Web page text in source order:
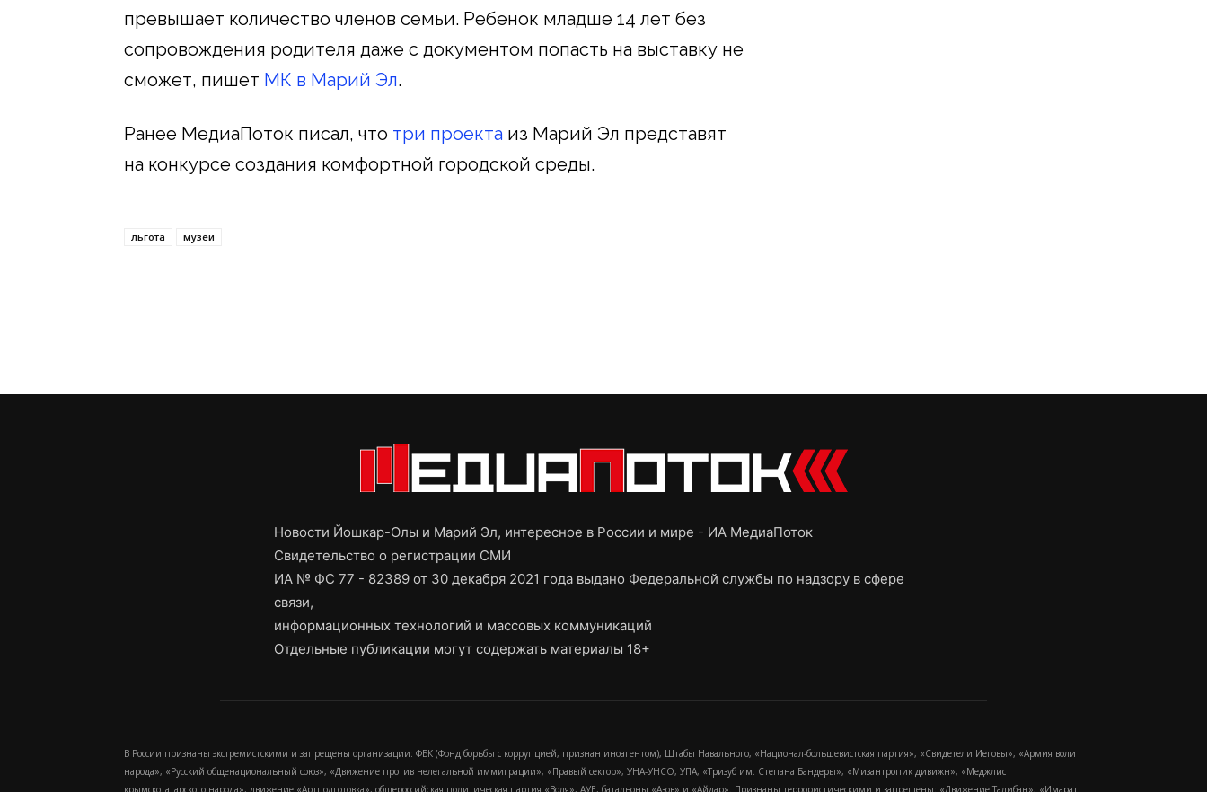
превышает количество членов семьи. Ребенок младше 14 лет без
сопровождения родителя даже с документом попасть на выставку не
сможет, пишет МК в Марий Эл.
Ранее МедиаПоток писал, что три проекта из Марий Эл представят
на конкурсе создания комфортной городской среды.
льгота музеи
Новости Йошкар-Олы и Марий Эл, интересное в России и мире - ИА МедиаПоток
Свидетельство о регистрации СМИ
ИА № ФС 77 - 82389 от 30 декабря 2021 года выдано Федеральной службы по надзору в сфере
связи,
информационных технологий и массовых коммуникаций
Отдельные публикации могут содержать материалы 18+
В России признаны экстремистскими и запрещены организации: ФБК (Фонд борьбы с коррупцией, признан иноагентом), Штабы Навального, «Национал-большевистская партия», «Свидетели Иеговы», «Армия воли
народа», «Русский общенациональный союз», «Движение против нелегальной иммиграции», «Правый сектор», УНА-УНСО, УПА, «Тризуб им. Степана Бандеры», «Мизантропик дивижн», «Меджлис
крымскотатарского народа», движение «Артподготовка», общероссийская политическая партия «Воля», АУЕ, батальоны «Азов» и «Айдар». Признаны террористическими и запрещены: «Движение Талибан», «Имарат